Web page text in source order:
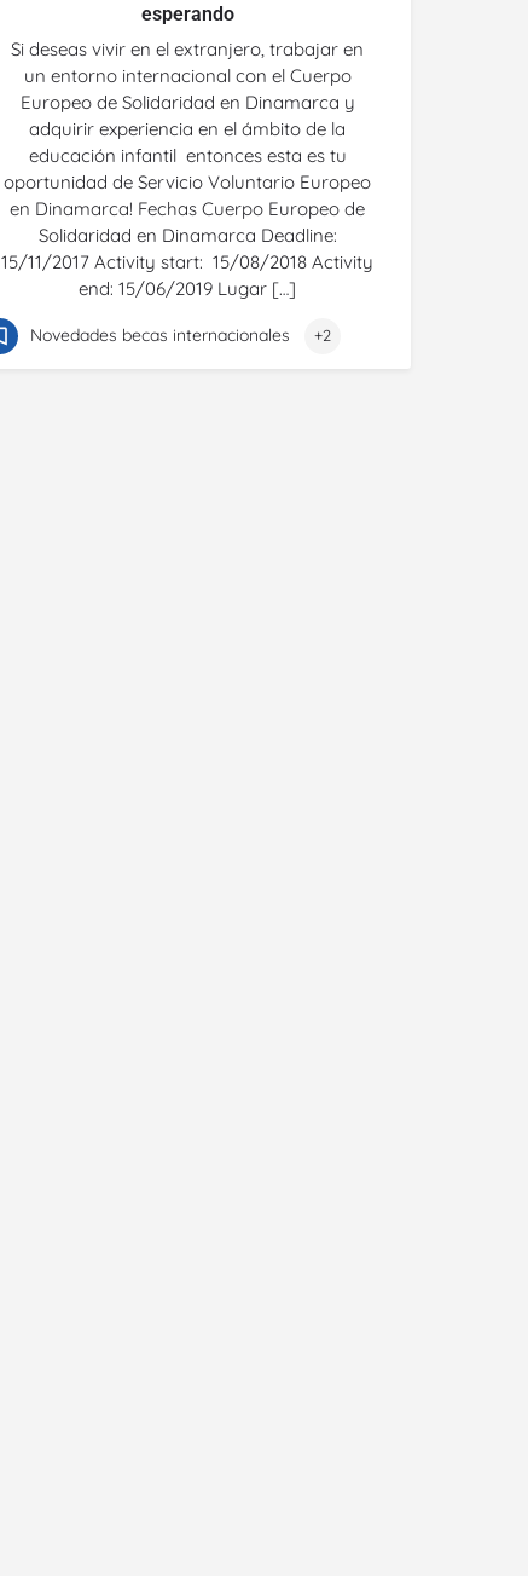
esperando
Si deseas vivir en el extranjero, trabajar en
un entorno internacional con el Cuerpo
Europeo de Solidaridad en Dinamarca y
adquirir experiencia en el ámbito de la
educación infantil entonces esta es tu
oportunidad de Servicio Voluntario Europeo
en Dinamarca! Fechas Cuerpo Europeo de
Solidaridad en Dinamarca Deadline:
15/11/2017 Activity start: 15/08/2018 Activity
end: 15/06/2019 Lugar […]
Novedades becas internacionales +2